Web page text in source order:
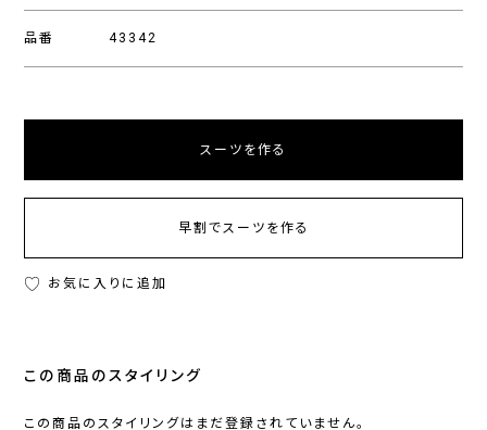
品番 43342
スーツを作る
早割でスーツを作る
お気に入りに追加
この商品のスタイリング
この商品のスタイリングはまだ登録されていません。